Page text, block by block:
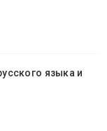
языка и